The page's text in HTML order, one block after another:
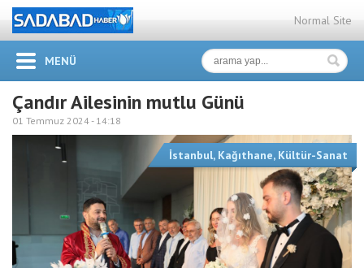
Normal Site
MENÜ
Çandır Ailesinin mutlu Günü
01 Temmuz 2024 - 14:18
İstanbul, Kağıthane, Kültür-Sanat